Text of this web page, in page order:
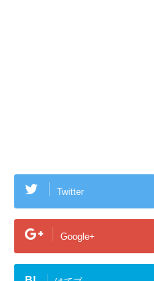
Twitter
Google+